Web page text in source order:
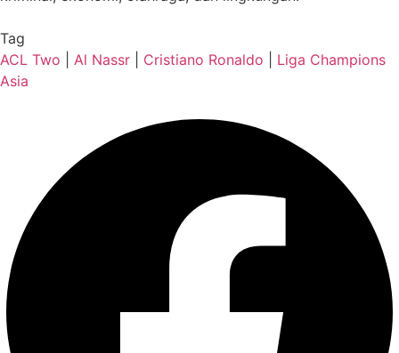
Tag
ACL Two
Al Nassr Cristiano Ronaldo
Liga Champions
Asia